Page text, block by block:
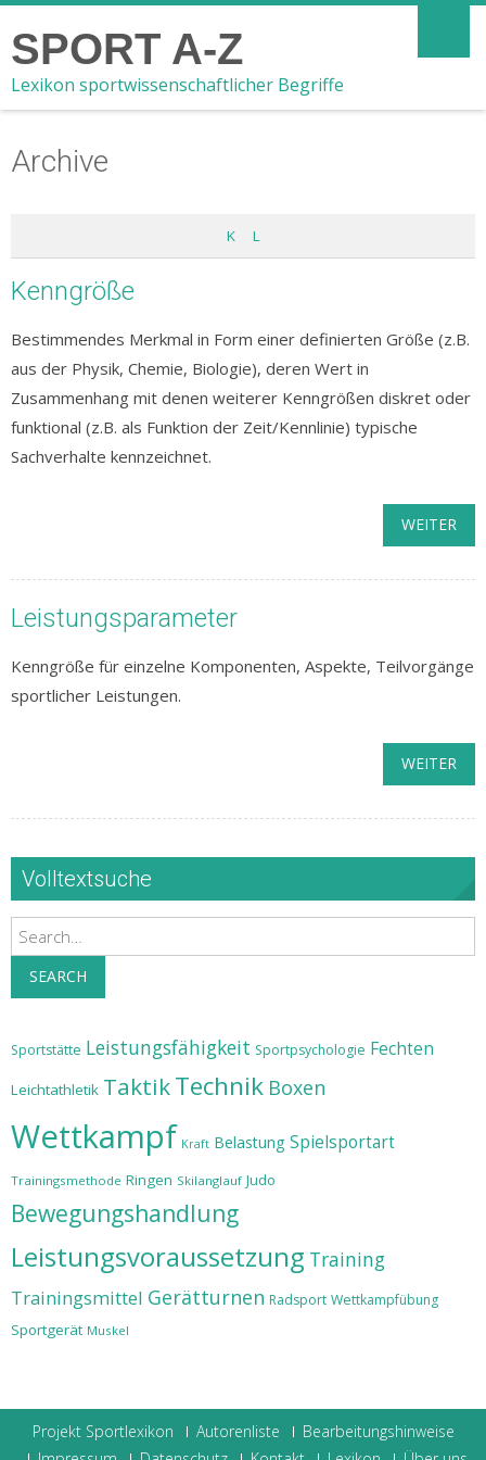
SPORT A-Z
Lexikon sportwissenschaftlicher Begriffe
Archive
K L
Kenngröße
Bestimmendes Merkmal in Form einer definierten Größe (z.B.
aus der Physik, Chemie, Biologie), deren Wert in
Zusammenhang mit denen weiterer Kenngrößen diskret oder
funktional (z.B. als Funktion der Zeit/Kennlinie) typische
Sachverhalte kennzeichnet.
WEITER
Leistungsparameter
Kenngröße für einzelne Komponenten, Aspekte, Teilvorgänge
sportlicher Leistungen.
WEITER
Volltextsuche
Search
SEARCH
Sportstätte Leistungsfähigkeit Sportpsychologie Fechten
Leichtathletik TaktikTechnik Boxen
Wettkampf Kraft Belastung Spielsportart
Trainingsmethode Ringen Skilanglauf Judo
Bewegungshandlung
Leistungsvoraussetzung Training
Trainingsmittel Gerätturnen Radsport Wettkampfübung
Sportgerät Muskel
Projekt Sportlexikon Autorenliste
Bearbeitungshinweise